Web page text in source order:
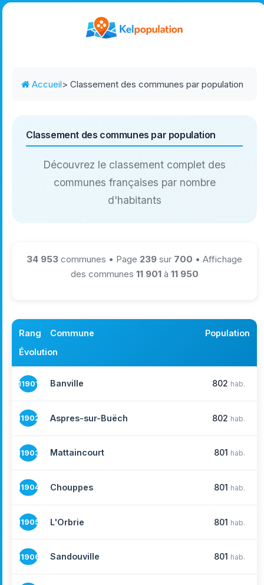
Accueil> Classement des communes par population
Classement des communes par population
Découvrez le classement complet des
communes françaises par nombre
d'habitants
34 953 communes • Page 239 sur 700 • Affichage
des communes 11 901à 11 950
Rang Commune
Population
Évolution
11901 Banville 802 hab.
11902 Aspres-sur-Buëch 802 hab.
11903 Mattaincourt 801 hab.
11904 Chouppes 801 hab.
11905 L'Orbrie 801 hab.
11906 Sandouville 801 hab.